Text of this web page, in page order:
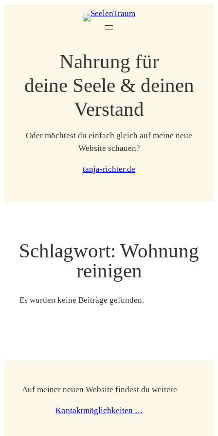
Nahrung für
deine Seele & deinen
Verstand
Oder möchtest du einfach gleich auf meine neue
Website schauen?
tanja-richter.de
Schlagwort: Wohnung
reinigen
Es wurden keine Beiträge gefunden.
Auf meiner neuen Website findest du weitere
Kontaktmöglichkeiten …